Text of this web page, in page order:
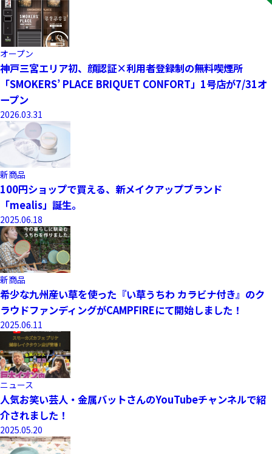
オープン
神戸三宮エリア初、顔認証×利用者登録制の無料喫煙所
「SMOKERS’ PLACE BRIQUET CONFORT」1号店が7/31オ
ープン
2026.03.31
新商品
100円ショップで買える、新メイクアップブランド
「mealis」誕生。
2025.06.18
新商品
希少な九州産い草を使った『い草うちわ カラビナ付き』のク
ラウドファンディングがCAMPFIREにて開始しました！
2025.06.11
ニュース
人気お笑い芸人・金属バットさんのYouTubeチャンネルで紹
介されました！
2025.05.20